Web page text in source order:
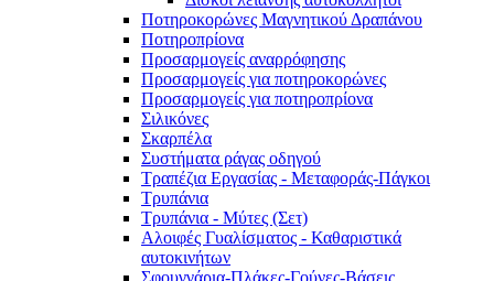
Ποτηροκορώνες Μαγνητικού Δραπάνου
Ποτηροπρίονα
Προσαρμογείς αναρρόφησης
Προσαρμογείς για ποτηροκορώνες
Προσαρμογείς για ποτηροπρίονα
Σιλικόνες
Σκαρπέλα
Συστήματα ράγας οδηγού
Τραπέζια Εργασίας - Μεταφοράς-Πάγκοι
Τρυπάνια
Τρυπάνια - Μύτες (Σετ)
Αλοιφές Γυαλίσματος - Καθαριστικά
αυτοκινήτων
Σφουγγάρια-Πλάκες-Γούνες-Βάσεις